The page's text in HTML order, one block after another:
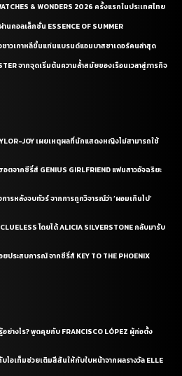
& WONDERS 2026 ครั้งแรกในประเทศไทย
คอลเล็กชั่น ESSENCE OF SUMMER
าวเกาหลีขึ้นแท่นแบรนด์แอมบาสซาเดอร์คนล่าสุด
จากจุดเริ่มต้นความล้ำสมัยของเรือนเวลาสู่ภารกิจ
JOY เผยเหตุผลที่นักแสดงหญิงไม่สามารถใช้
ตจากซีรี่ส์ GENIUS GIRLFRIEND แฟนสาวอัจฉริยะ
ารหลังจบทัวร์ จากการถูกวิจารณ์ว่า ‘ผอมเกินไป’
โดยได้ ALICIA SILVERSTONE กลับมารับ
ประสบการณ์ จากซีรี่ส์ KEY TO THE PHOENIX
างไร? พูดคุยกับ FRANCISCO LÓPEZ ผู้ก่อตั้ง
บไอเท็มช่วยเติมสีสันให้กับใบหน้าจากผลรางวัล ELLE